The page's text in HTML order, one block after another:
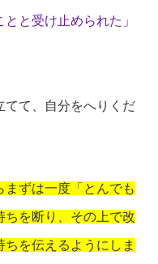
と受け止められた」
てて、自分をへりくだ
ずは一度「とんでも
ちを断り、その上で改
を伝えるようにしま